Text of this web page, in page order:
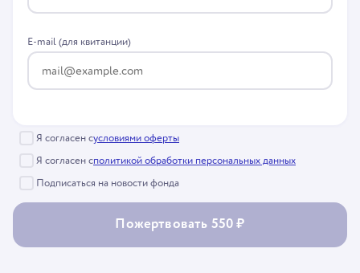
E-mail (для квитанции)
Я согласен сусловиями оферты
Я согласен сполитикой обработки персональных данных
Подписаться на новости фонда
Пожертвовать 550 ₽